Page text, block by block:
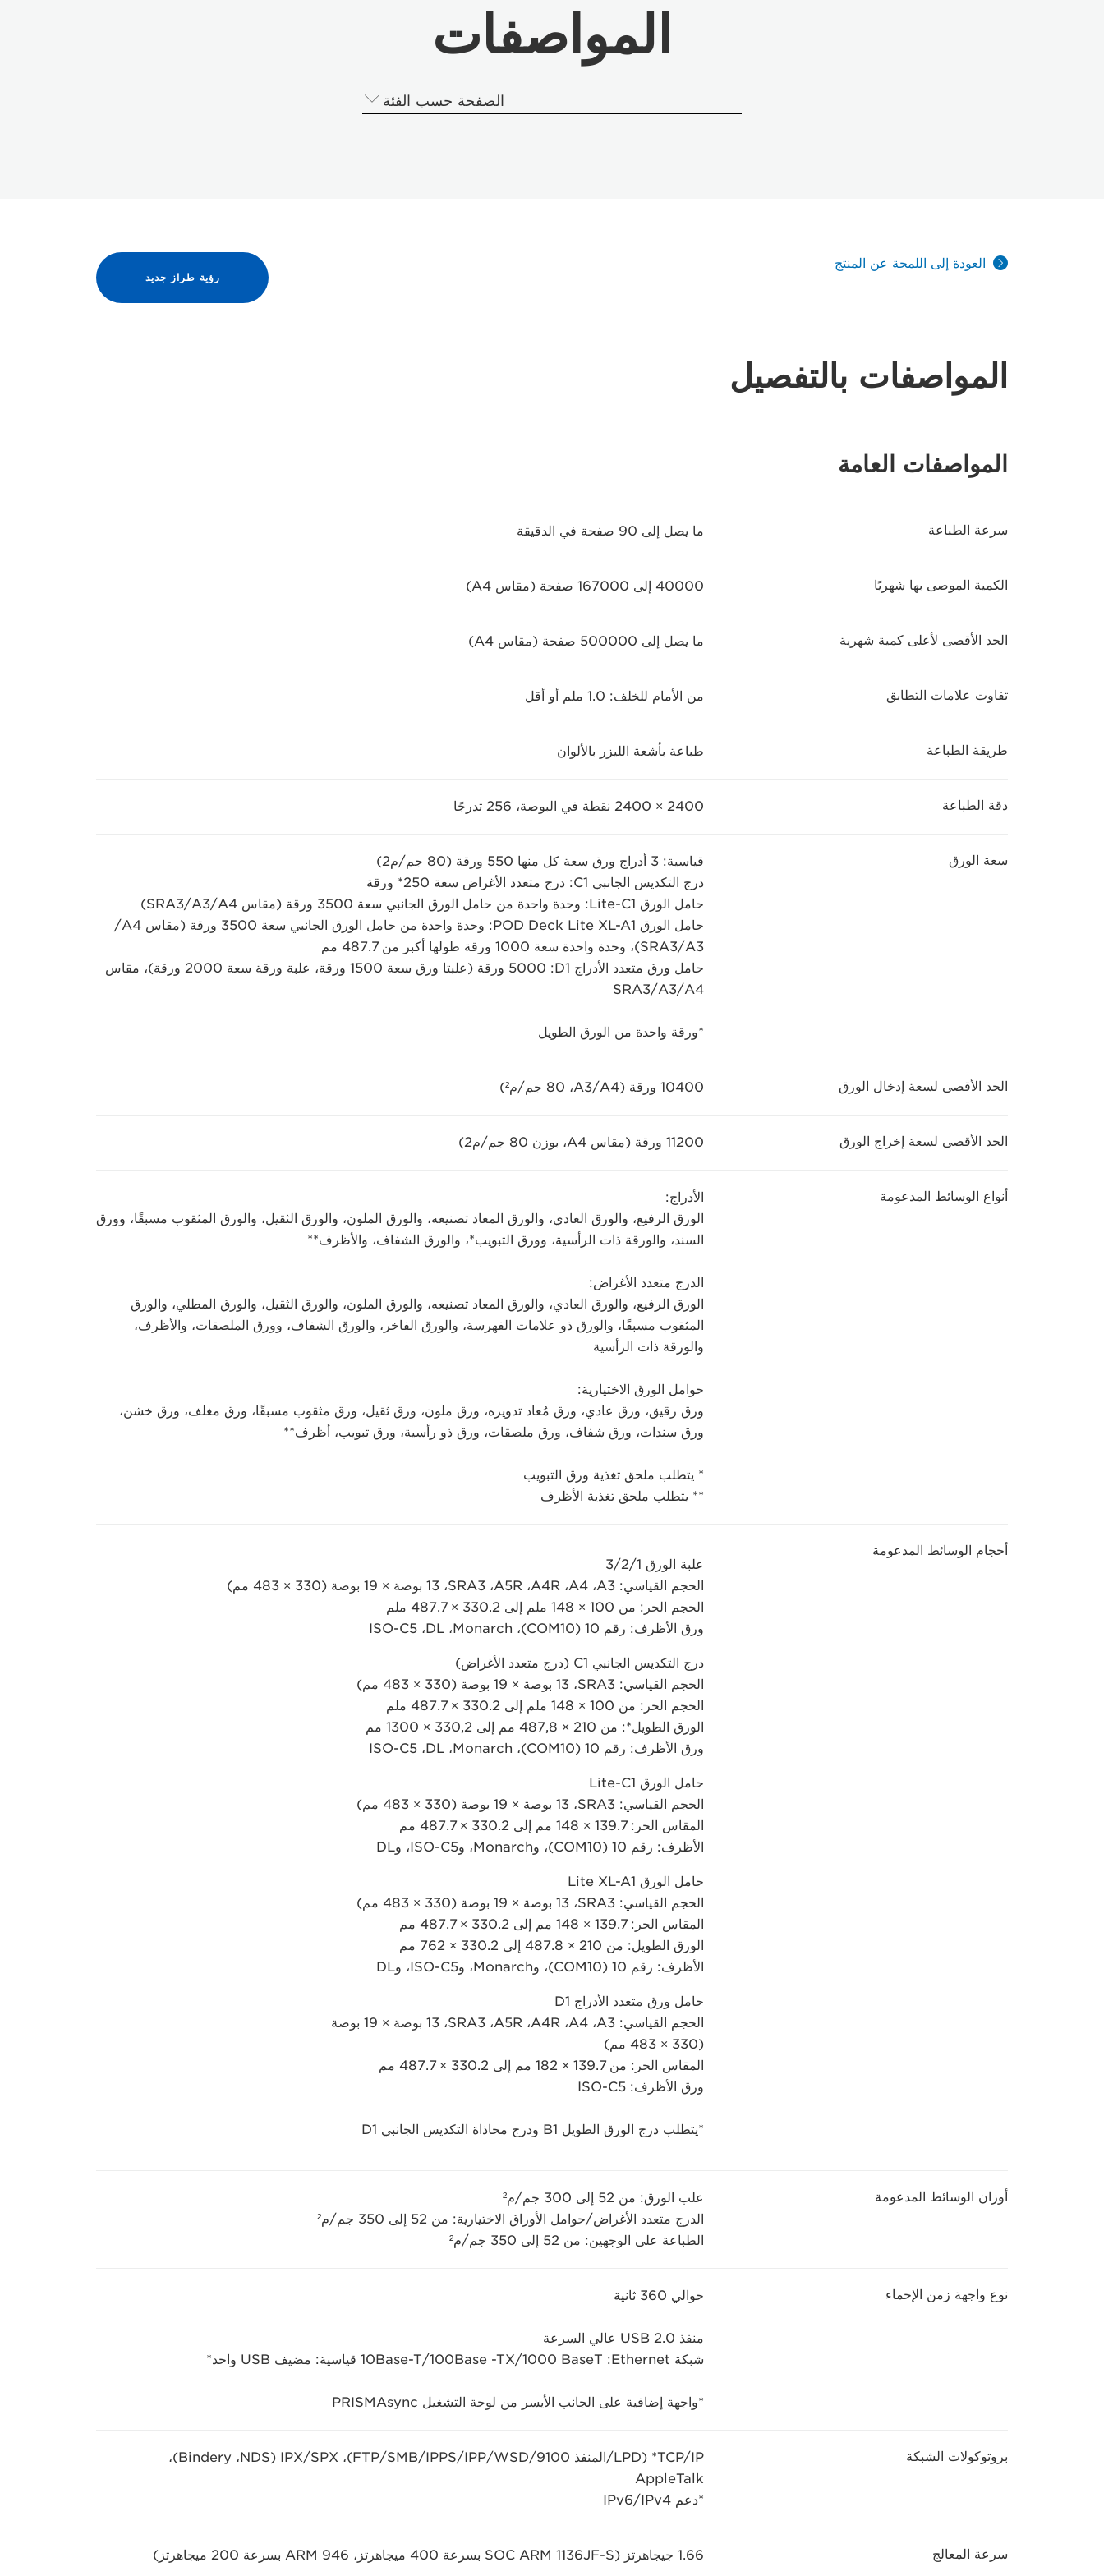
المواصفات
الصفحة حسب الفئة
العودة إلى اللمحة عن المنتج
رؤية طراز جديد
المواصفات بالتفصيل
المواصفات العامة
سرعة الطباعة ما يصل إلى 90 صفحة في الدقيقة
الكمية الموصى بها شهريًا 40000 إلى 167000 صفحة (مقاس A4)
الحد الأقصى لأعلى كمية شهرية ما يصل إلى 500000 صفحة (مقاس A4)
تفاوت علامات التطابق من الأمام للخلف: 1.0 ملم أو أقل
طريقة الطباعة طباعة بأشعة الليزر بالألوان
دقة الطباعة 2400 × 2400 نقطة في البوصة،‏ 256 تدرجًا
سعة الورق
قياسية: 3 أدراج ورق سعة كل منها 550 ورقة (80 جم/‏م2)
درج التكديس الجانبي C1: درج متعدد الأغراض سعة 250* ورقة
حامل الورق Lite-C1: وحدة واحدة من حامل الورق الجانبي سعة 3500 ورقة (مقاس A4‏/A3‏/SRA3)
حامل الورق POD Deck Lite XL-A1: وحدة واحدة من حامل الورق الجانبي سعة 3500 ورقة (مقاس A4/‏
A3/‏SRA3)، وحدة واحدة سعة 1000 ورقة طولها أكبر من 487.7 مم
حامل ورق متعدد الأدراج D1‏: 5000 ورقة (علبتا ورق سعة 1500 ورقة، علبة ورقة سعة 2000 ورقة)، مقاس
A4‏/A3‏/SRA3
*ورقة واحدة من الورق الطويل
الحد الأقصى لسعة إدخال الورق 10400 ورقة (A4‏/A3‏، 80 جم/م²)
الحد الأقصى لسعة إخراج الورق 11200 ورقة (مقاس A4، بوزن 80 جم/م2)
أنواع الوسائط المدعومة
الأدراج:
الورق الرفيع، والورق العادي، والورق المعاد تصنيعه، والورق الملون، والورق الثقيل، والورق المثقوب مسبقًا، وورق
السند، والورقة ذات الرأسية، وورق التبويب*، والورق الشفاف، والأظرف**
الدرج متعدد الأغراض:
الورق الرفيع، والورق العادي، والورق المعاد تصنيعه، والورق الملون، والورق الثقيل، والورق المطلي، والورق
المثقوب مسبقًا، والورق ذو علامات الفهرسة، والورق الفاخر، والورق الشفاف، وورق الملصقات، والأظرف،
والورقة ذات الرأسية
حوامل الورق الاختيارية:
ورق رقيق، ورق عادي، ورق مُعاد تدويره، ورق ملون، ورق ثقيل، ورق مثقوب مسبقًا، ورق مغلف، ورق خشن،
ورق سندات، ورق شفاف، ورق ملصقات، ورق ذو رأسية، ورق تبويب، أظرف**
* يتطلب ملحق تغذية ورق التبويب
** يتطلب ملحق تغذية الأظرف
أحجام الوسائط المدعومة
علبة الورق 1/‏2/‏3
الحجم القياسي: A3،‏ A4،‏ A4R،‏ A5R،‏ SRA3،‏ 13 بوصة × 19 بوصة (330 × 483 مم)
الحجم الحر: من 100 × 148 ملم إلى 330.2 × 487.7 ملم
ورق الأظرف: رقم 10 (COM10)‏، Monarch،‏ DL،‏ ISO-C5
درج التكديس الجانبي C1 (درج متعدد الأغراض)
الحجم القياسي: SRA3‏، 13 بوصة × 19 بوصة (330 × 483 مم)
الحجم الحر: من 100 × 148 ملم إلى 330.2 × 487.7 ملم
الورق الطويل*: من 210 × 487,8 مم إلى 330,2 × 1300 مم
ورق الأظرف: رقم 10 (COM10)‏، Monarch،‏ DL،‏ ISO-C5
حامل الورق Lite-C1
الحجم القياسي: SRA3‏، 13 بوصة × 19 بوصة (330 × 483 مم)
المقاس الحر: 139.7 × 148 مم إلى 330.2 × 487.7 مم
الأظرف: رقم 10 (COM10)، وMonarch، وISO-C5، وDL
حامل الورق Lite XL-A1
الحجم القياسي: SRA3‏، 13 بوصة × 19 بوصة (330 × 483 مم)
المقاس الحر: 139.7 × 148 مم إلى 330.2 × 487.7 مم
الورق الطويل: من 210 × 487.8 إلى 330.2 × 762 مم
الأظرف: رقم 10 (COM10)، وMonarch، وISO-C5، وDL
حامل ورق متعدد الأدراج D1
الحجم القياسي: A3‏، A4‏، A4R‏، A5R‏، SRA3‏، 13 بوصة × 19 بوصة
(330 × 483 مم)
المقاس الحر: من 139.7 × 182 مم إلى 330.2 × 487.7 مم
ورق الأظرف: ISO-C5
*يتطلب درج الورق الطويل B1 ودرج محاذاة التكديس الجانبي D1
أوزان الوسائط المدعومة
علب الورق: من 52 إلى 300 جم/م²
الدرج متعدد الأغراض/حوامل الأوراق الاختيارية: من 52 إلى 350 جم/م²
الطباعة على الوجهين: من 52 إلى 350 جم/م²
نوع واجهة زمن الإحماء حوالي 360 ثانية
منفذ USB 2.0 عالي السرعة
شبكة Ethernet:‏ ‎1000 BaseT/‏100Base -TX/‏10Base-T قياسية: مضيف USB واحد*
*واجهة إضافية على الجانب الأيسر من لوحة التشغيل PRISMAsync
بروتوكولات الشبكة
TCP/IP* ‏(LPD/المنفذ ‎9100/‏WSD/‏IPP/‏IPPS/‏SMB/‏FTP)،‏ IPX/SPX ‏(NDS،‏ Bindery)،‏
AppleTalk
*دعم IPv4/‏IPv6
سرعة المعالج 1.66 جيجاهرتز (SOC ARM 1136JF-S بسرعة 400 ميجاهرتز، ARM 946 ‏بسرعة 200 ميجاهرتز)